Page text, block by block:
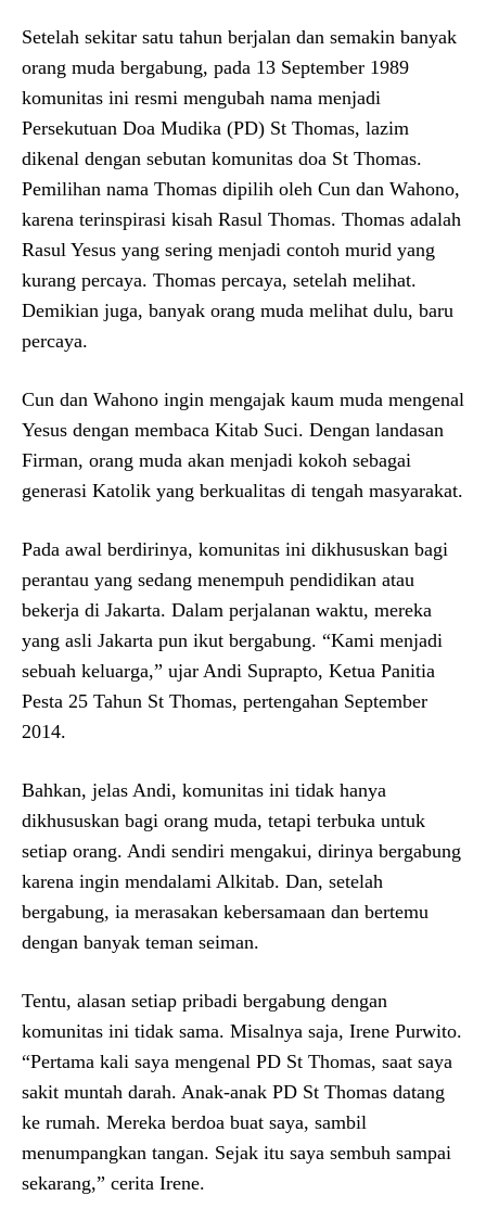
Setelah sekitar satu tahun berjalan dan semakin banyak
orang muda bergabung, pada 13 September 1989
komunitas ini resmi mengubah nama menjadi
Persekutuan Doa Mudika (PD) St Thomas, lazim
dikenal dengan sebutan komunitas doa St Thomas.
Pemilihan nama Thomas dipilih oleh Cun dan Wahono,
karena terinspirasi kisah Rasul Thomas. Thomas adalah
Rasul Yesus yang sering menjadi contoh murid yang
kurang percaya. Thomas percaya, setelah melihat.
Demikian juga, banyak orang muda melihat dulu, baru
percaya.
Cun dan Wahono ingin mengajak kaum muda mengenal
Yesus dengan membaca Kitab Suci. Dengan landasan
Firman, orang muda akan menjadi kokoh sebagai
generasi Katolik yang berkualitas di tengah masyarakat.
Pada awal berdirinya, komunitas ini dikhususkan bagi
perantau yang sedang menempuh pendidikan atau
bekerja di Jakarta. Dalam perjalanan waktu, mereka
yang asli Jakarta pun ikut bergabung. “Kami menjadi
sebuah keluarga,” ujar Andi Suprapto, Ketua Panitia
Pesta 25 Tahun St Thomas, pertengahan September
2014.
Bahkan, jelas Andi, komunitas ini tidak hanya
dikhususkan bagi orang muda, tetapi terbuka untuk
setiap orang. Andi sendiri mengakui, dirinya bergabung
karena ingin mendalami Alkitab. Dan, setelah
bergabung, ia merasakan kebersamaan dan bertemu
dengan banyak teman seiman.
Tentu, alasan setiap pribadi bergabung dengan
komunitas ini tidak sama. Misalnya saja, Irene Purwito.
“Pertama kali saya mengenal PD St Thomas, saat saya
sakit muntah darah. Anak-anak PD St Thomas datang
ke rumah. Mereka berdoa buat saya, sambil
menumpangkan tangan. Sejak itu saya sembuh sampai
sekarang,” cerita Irene.